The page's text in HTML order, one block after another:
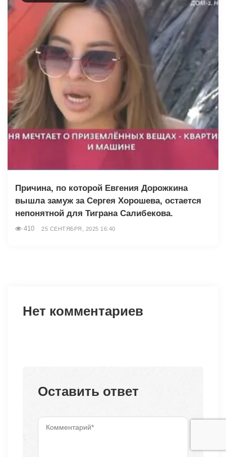
Причина, по которой Евгения Дорожкина
вышла замуж за Сергея Хорошева, остается
непонятной для Тиграна Салибекова.
410 25 СЕНТЯБРЯ, 2025 16:40
Нет комментариев
Оставить ответ